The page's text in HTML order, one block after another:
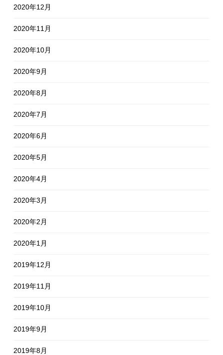
2020年12月
2020年11月
2020年10月
2020年9月
2020年8月
2020年7月
2020年6月
2020年5月
2020年4月
2020年3月
2020年2月
2020年1月
2019年12月
2019年11月
2019年10月
2019年9月
2019年8月